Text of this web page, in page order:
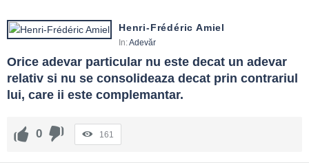
Henri-Frédéric Amiel
In:Adevăr
Orice adevar particular nu este decat un adevar
relativ si nu se consolideaza decat prin contrariul
lui, care ii este complemantar.
0 161